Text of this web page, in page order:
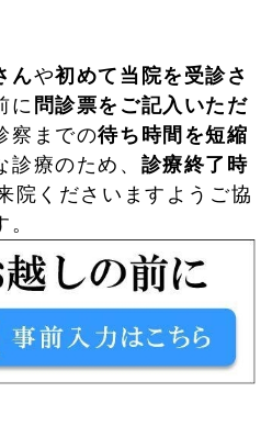
んや初めて当院を受診さ
に 問診票をご記入いただ
察までの待ち時間を短縮
診療のため、 診療終了時
院くださいますようご協